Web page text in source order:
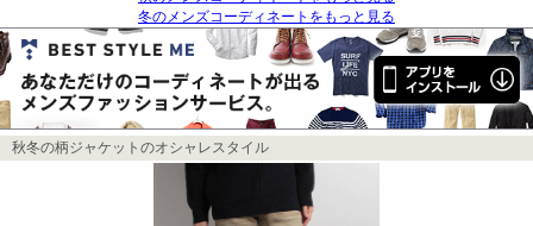
冬のメンズコーディネートをもっと見る
秋冬の柄ジャケットのオシャレスタイル